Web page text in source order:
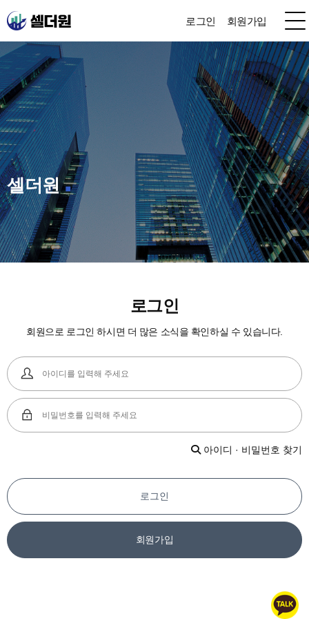
로그인 회원가입
셀더원
로그인
회원으로 로그인 하시면 더 많은 소식을 확인하실 수 있습니다.
아이디 · 비밀번호 찾기
로그인
회원가입